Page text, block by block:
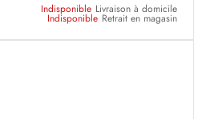
Indisponible Livraison à domicile
Indisponible Retrait en magasin